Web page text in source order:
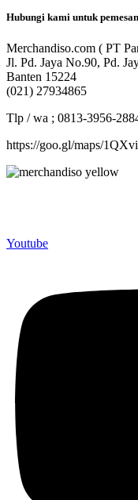
Hubungi kami untuk
Merchandiso.com ( PT
Jl. Pd. Jaya No.90, Pd.
Banten 15224
(021) 27934865
Tlp / wa ; 0813-3956-
https://goo.gl/maps/
Youtube